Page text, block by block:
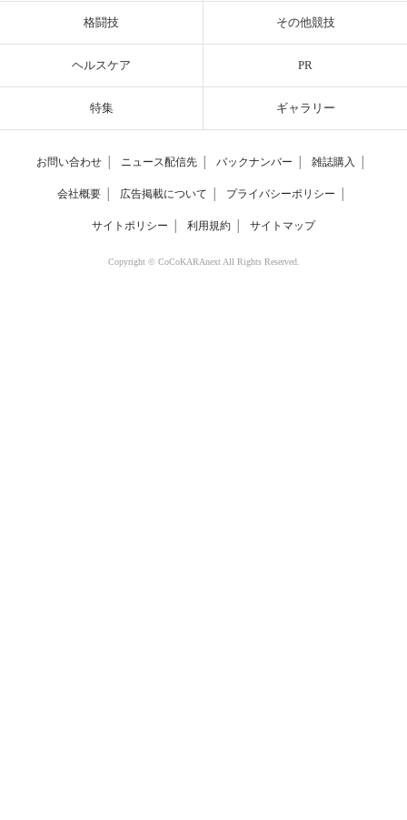
格闘技 その他競技
ヘルスケア PR
特集 ギャラリー
お問い合わせ ニュース配信先 バックナンバー 雑誌購入
会社概要 広告掲載について プライバシーポリシー
サイトポリシー 利用規約 サイトマップ
Copyright © CoCoKARAnext All Rights Reserved.